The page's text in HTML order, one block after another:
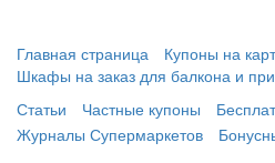
Главная страница Купоны на
Шкафы на заказ для балкона и
Статьи
Частные купоны
Журналы Супермаркетов